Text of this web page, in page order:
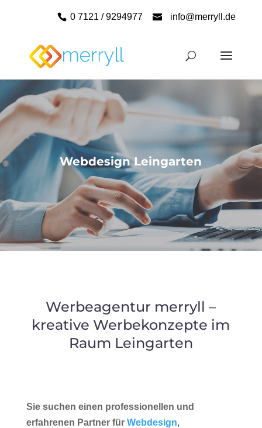
0 7121 / 9294977 info@merryll.de
Webdesign Leingarten
Werbeagentur merryll –
kreative Werbekonzepte im
Raum Leingarten
Sie suchen einen professionellen und
erfahrenen Partner für Webdesign,